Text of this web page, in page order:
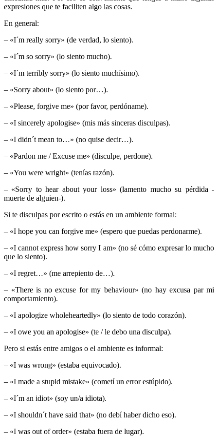
expresiones que te faciliten algo las cosas.
En general:
– «I´m really sorry» (de verdad, lo siento).
– «I´m so sorry» (lo siento mucho).
– «I´m terribly sorry» (lo siento muchísimo).
– «Sorry about» (lo siento por…).
– «Please, forgive me» (por favor, perdóname).
– «I sincerely apologise» (mis más sinceras disculpas).
– «I didn´t mean to…» (no quise decir…).
– «Pardon me / Excuse me» (disculpe, perdone).
– «You were wright» (tenías razón).
– «Sorry to hear about your loss» (lamento mucho su pérdida -
muerte de alguien-).
Si te disculpas por escrito o estás en un ambiente formal:
– «I hope you can forgive me» (espero que puedas perdonarme).
– «I cannot express how sorry I am» (no sé cómo expresar lo mucho
que lo siento).
– «I regret…» (me arrepiento de…).
– «There is no excuse for my behaviour» (no hay excusa par mi
comportamiento).
– «I apologize wholeheartedly» (lo siento de todo corazón).
– «I owe you an apologise» (te / le debo una disculpa).
Pero si estás entre amigos o el ambiente es informal:
– «I was wrong» (estaba equivocado).
– «I made a stupid mistake» (cometí un error estúpido).
– «I´m an idiot» (soy un/a idiota).
– «I shouldn´t have said that» (no debí haber dicho eso).
– «I was out of order» (estaba fuera de lugar).